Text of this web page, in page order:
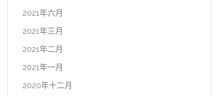
2021年六月
2021年三月
2021年二月
2021年一月
2020年十二月